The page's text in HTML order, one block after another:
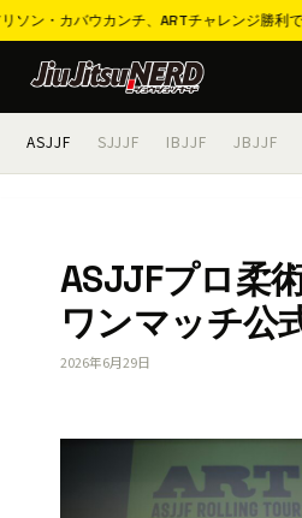
ンチ、ARTチャレンジ勝利で「ART.8」本
テ
ASJJF SJJJF IBJJF JBJJF
ASJJFプロ柔
ワンマッチ公
2026年6月29日